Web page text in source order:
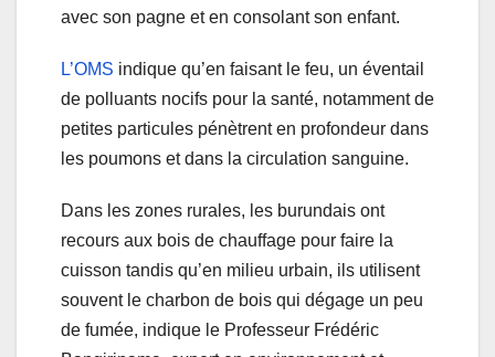
avec son pagne et en consolant son enfant.
L’OMS indique qu’en faisant le feu, un éventail
de polluants nocifs pour la santé, notamment de
petites particules pénètrent en profondeur dans
les poumons et dans la circulation sanguine.
Dans les zones rurales, les burundais ont
recours aux bois de chauffage pour faire la
cuisson tandis qu’en milieu urbain, ils utilisent
souvent le charbon de bois qui dégage un peu
de fumée, indique le Professeur Frédéric